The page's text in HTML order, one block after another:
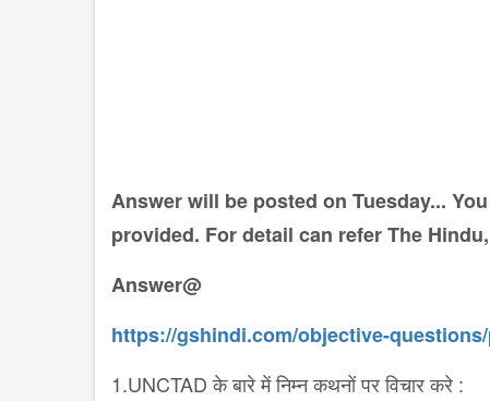
Answer will be posted on Tuesday...
provided. For detail can refer The
Answer@
https://gshindi.com/objective-
1.UNCTAD के बारे में निम्न कथनों पर विचार करे :